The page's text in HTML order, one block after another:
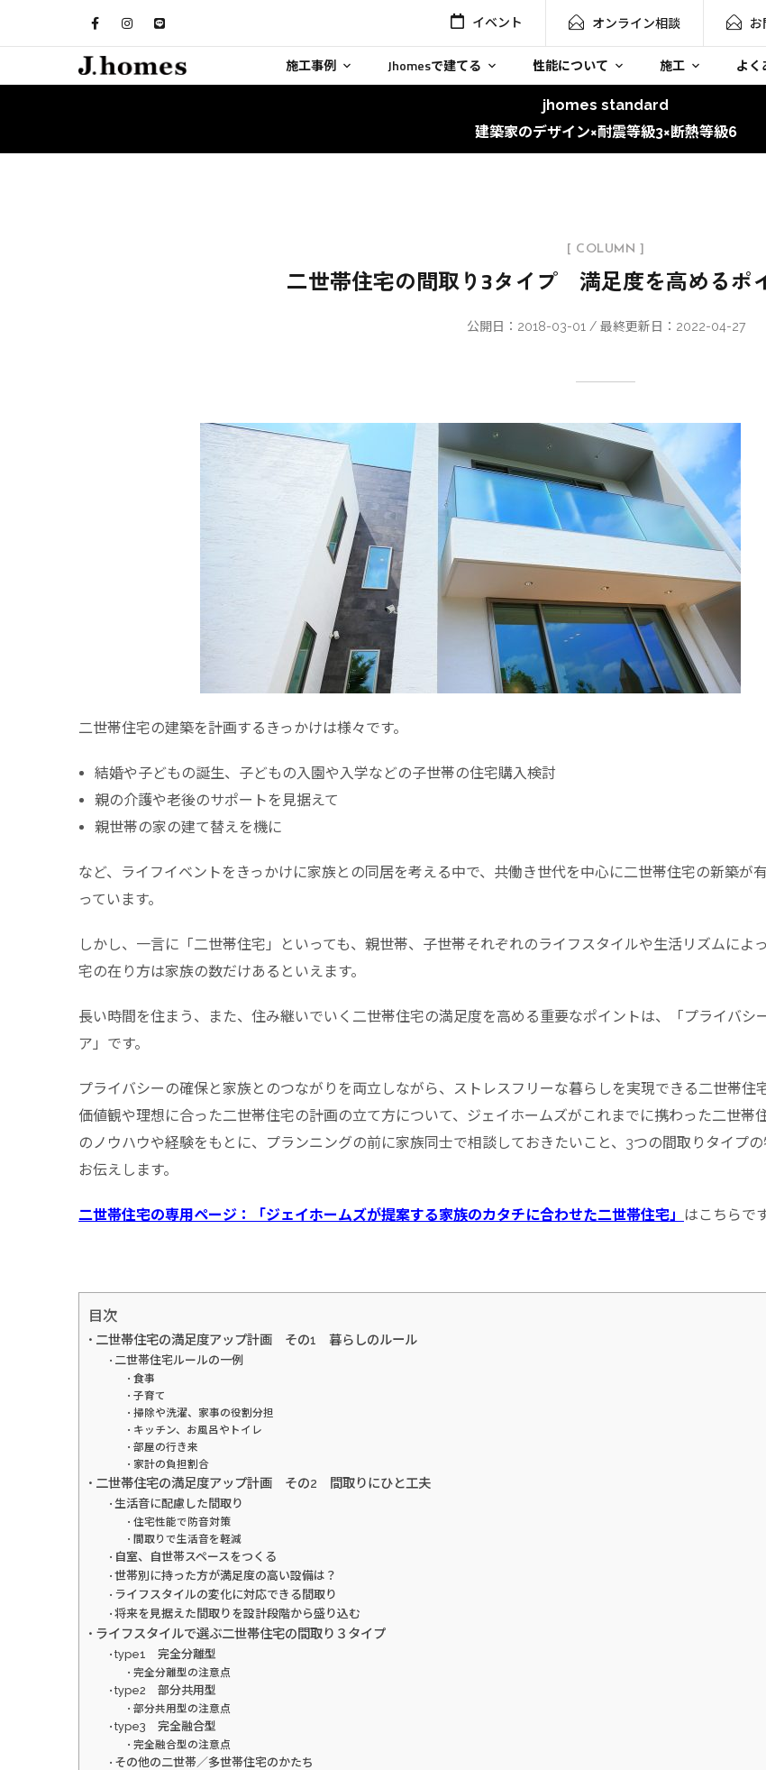
イベント オンライン相談 お
施工事例 Jhomesで建てる 性能について 施工 よく
jhomes standard
建築家のデザイン×耐震等級3×断熱等級6
[ COLUMN ]
二世帯住宅の間取り3タイプ 満足度を高めるポ
公開日：2018-03-01 / 最終更新日：2022-04-27
二世帯住宅の建築を計画するきっかけは様々です。
結婚や子どもの誕生、子どもの入園や入学などの子世帯の住宅購入検討
親の介護や老後のサポートを見据えて
親世帯の家の建て替えを機に
など、ライフイベントをきっかけに家族との同居を考える中で、共働き世代を中心に二世帯住宅の新築が
っています。
しかし、一言に「二世帯住宅」といっても、親世帯、子世帯それぞれのライフスタイルや生活リズムによ
宅の在り方は家族の数だけあるといえます。
長い時間を住まう、また、住み継いでいく二世帯住宅の満足度を高める重要なポイントは、「プライバシ
ア」です。
プライバシーの確保と家族とのつながりを両立しながら、ストレスフリーな暮らしを実現できる二世帯住
価値観や理想に合った二世帯住宅の計画の立て方について、ジェイホームズがこれまでに携わった二世帯
のノウハウや経験をもとに、プランニングの前に家族同士で相談しておきたいこと、3つの間取りタイプ
お伝えします。
二世帯住宅の専用ページ：「ジェイホームズが提案する家族のカタチに合わせた二世帯住宅」 はこちらです
目次
二世帯住宅の満足度アップ計画 その1 暮らしのルール
二世帯住宅ルールの一例
食事
子育て
掃除や洗濯、家事の役割分担
キッチン、お風呂やトイレ
部屋の行き来
家計の負担割合
二世帯住宅の満足度アップ計画 その2 間取りにひと工夫
生活音に配慮した間取り
住宅性能で防音対策
間取りで生活音を軽減
自室、自世帯スペースをつくる
世帯別に持った方が満足度の高い設備は？
ライフスタイルの変化に対応できる間取り
将来を見据えた間取りを設計段階から盛り込む
ライフスタイルで選ぶ二世帯住宅の間取り３タイプ
type1 完全分離型
完全分離型の注意点
type2 部分共用型
部分共用型の注意点
type3 完全融合型
完全融合型の注意点
その他の二世帯／多世帯住宅のかたち